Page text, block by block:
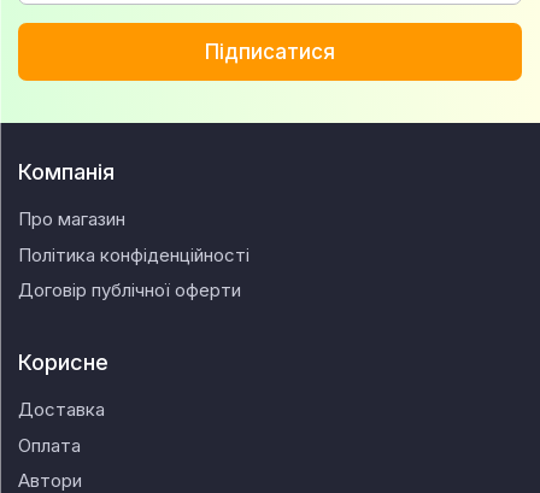
Підписатися
Компанія
Про магазин
Політика конфіденційності
Договір публічної оферти
Корисне
Доставка
Оплата
Автори